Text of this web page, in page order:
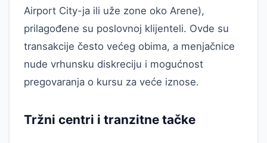
Airport City-ja ili uže zone oko Arene),
prilagođene su poslovnoj klijenteli. Ovde su
transakcije često većeg obima, a menjačnice
nude vrhunsku diskreciju i mogućnost
pregovaranja o kursu za veće iznose.
Tržni centri i tranzitne tačke